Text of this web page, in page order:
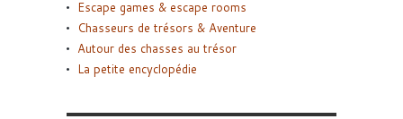
Escape games & escape rooms
Chasseurs de trésors & Aventure
Autour des chasses au trésor
La petite encyclopédie